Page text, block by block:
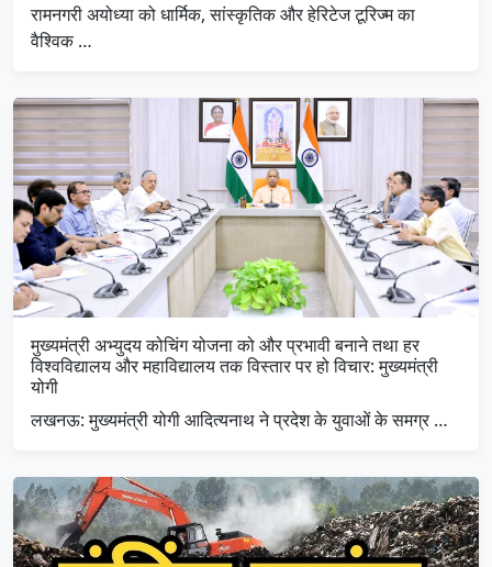
रामनगरी अयोध्या को धार्मिक, सांस्कृतिक और हेरिटेज टूरिज्म का
वैश्विक …
मुख्यमंत्री अभ्युदय कोचिंग योजना को और प्रभावी बनाने तथा हर
विश्वविद्यालय और महाविद्यालय तक विस्तार पर हो विचार: मुख्यमंत्री
योगी
लखनऊ: मुख्यमंत्री योगी आदित्यनाथ ने प्रदेश के युवाओं के समग्र …